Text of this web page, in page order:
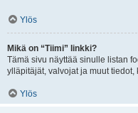
Ylös
Mikä on “Tiimi” linkki?
Tämä sivu näyttää sinulle listan
ylläpitäjät, valvojat ja muut
Ylös